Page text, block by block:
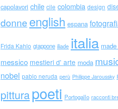
capolavori chile cile colombia design
donne english espana
Frida Kahlo giappone iliade italia
messico mestieri d' arte moda
nobel pablo neruda perù Philippe Jaroussky
pitturapoeti Portogallo racconti